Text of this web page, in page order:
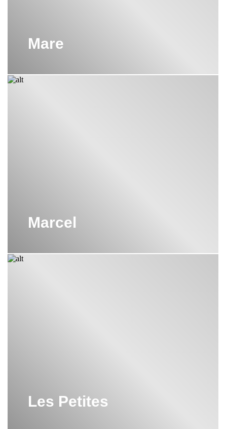
Mare
Marcel
Les Petites